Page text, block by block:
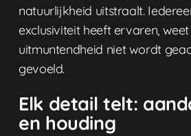
natuurlijkheid uitstraalt.
exclusiviteit heeft ervaren,
uitmuntendheid niet wordt
gevoeld.
Elk detail telt:
en houding